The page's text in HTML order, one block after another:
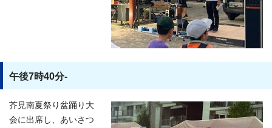
午後7時40分-
芥見南夏祭り盆踊り大
会に出席し、あいさつ